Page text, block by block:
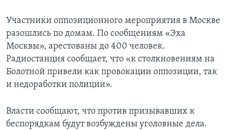
Участники оппозиционного мероприятия в Москве
разошлись по домам. По сообщениям «Эха
Москвы», арестованы до 400 человек.
Радиостанция сообщает, что «к столкновениям на
Болотной привели как провокации оппозиции, так
и недоработки полиции».
Власти сообщают, что против призывавших к
беспорядкам будут возбуждены уголовные дела.